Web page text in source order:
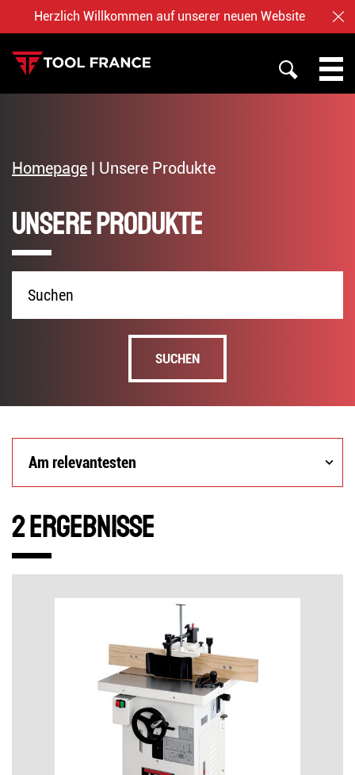
Herzlich Willkommen auf unserer neuen Website
JET HOLZBEARBEITUNG
ÜBER UNS
NOTRE BOUTIQUE EN LIGNE
Homepage | Unsere Produkte
Unsere Produkte
SUCHEN
relevantesten
Am relevantesten
2 Ergebnisse